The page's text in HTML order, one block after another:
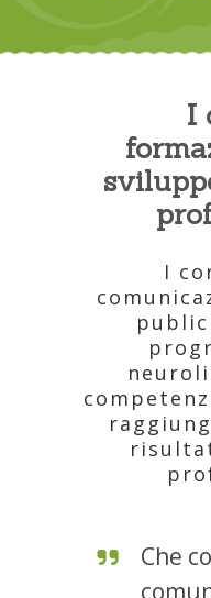
I
I
Che